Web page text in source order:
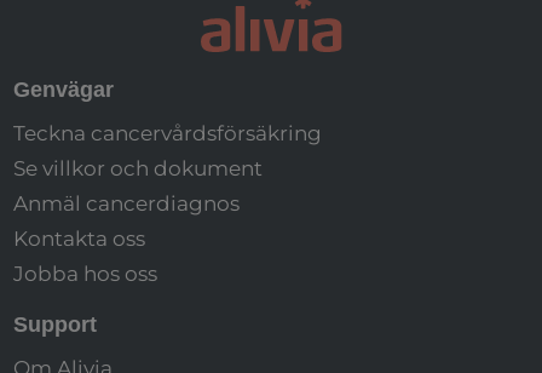
Genvägar
Teckna cancervårdsförsäkring
Se villkor och dokument
Anmäl cancerdiagnos
Kontakta oss
Jobba hos oss
Support